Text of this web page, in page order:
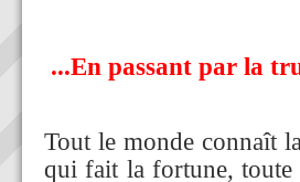
...En passant par la
Tout le monde connaît
qui fait la fortune, toute